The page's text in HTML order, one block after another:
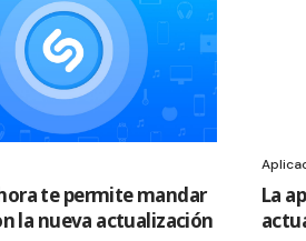
te permite mandar
la nueva actualización
La